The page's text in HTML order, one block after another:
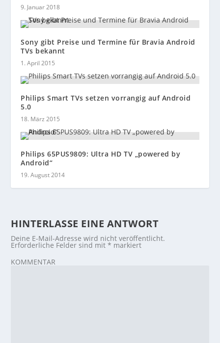
9. Januar 2018
Sony gibt Preise und Termine für Bravia Android
TVs bekannt
1. April 2015
Philips Smart TVs setzen vorrangig auf Android
5.0
18. März 2015
Philips 65PUS9809: Ultra HD TV „powered by
Android“
19. August 2014
HINTERLASSE EINE ANTWORT
Deine E-Mail-Adresse wird nicht veröffentlicht.
Erforderliche Felder sind mit* markiert
KOMMENTAR